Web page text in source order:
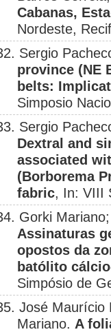
Cabanas,
Nordeste,
Sergio
province (NE
belts:
Simposio
Sergio
Dextral and
associated
(Borborema
fabric, In: VIII
Gorki
Assinaturas
opostos da
batólito
Simpósio de
José Maurício
Mariano. A